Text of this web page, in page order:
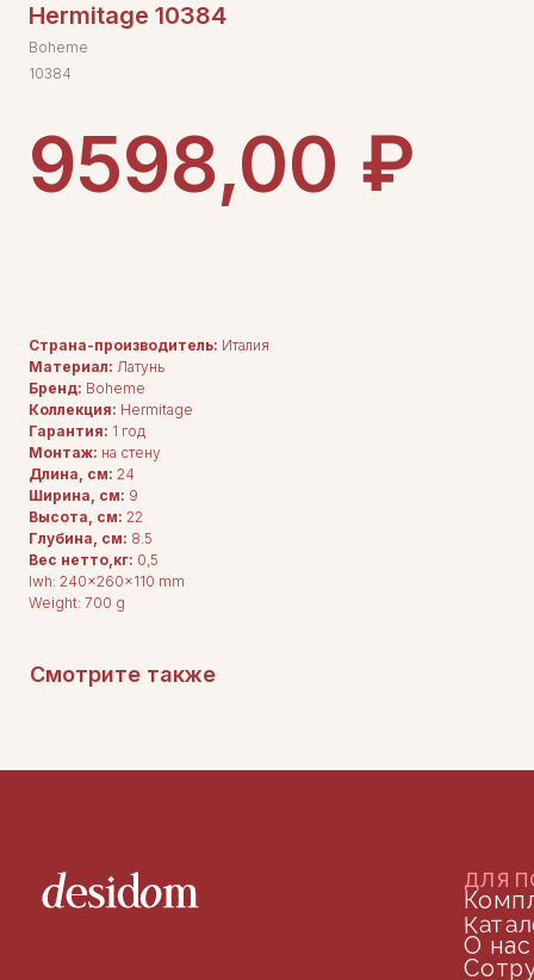
Hermitage 10384
Boheme
10384
9598,00 ₽
Страна-производитель: Италия
Материал: Латунь
Бренд: Boheme
Коллекция: Hermitage
Гарантия: 1 год
Монтаж: на стену
Длина, см: 24
Ширина, см: 9
Высота, см: 22
Глубина, см: 8.5
Вес нетто,кг: 0,5
lwh: 240x260x110 mm
Weight: 700 g
Смотрите также
+7 (905) 208-46-36